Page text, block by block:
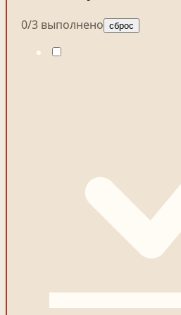
0/3 выполнено сброс